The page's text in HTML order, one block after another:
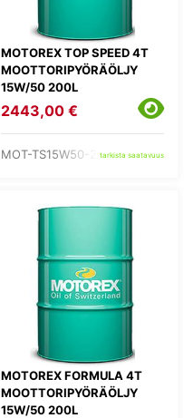
MOTOREX TOP SPEED 4T
MOOTTORIPYÖRÄÖLJY
15W/50 200L
2443,00 €
MOT-TS15W50-200tarkista saatavuus
MOTOREX FORMULA 4T
MOOTTORIPYÖRÄÖLJY
15W/50 200L